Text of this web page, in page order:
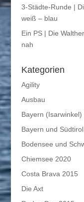
3-Städte-Runde |
weiß – blau
Ein PS | Die
nah
Kategorien
Agility
Ausbau
Bayern (Isarwinkel)
Bayern und
Bodensee und
Chiemsee 2020
Costa Brava 2015
Die Axt